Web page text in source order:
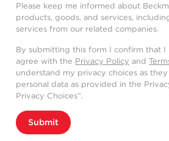
Please keep me informed about
products, goods, and services,
services from our related companies.
By submitting this form I confirm that I
agree with the Privacy Policy and
understand my privacy choices as
personal data as provided in the
Privacy Choices”.
Submit